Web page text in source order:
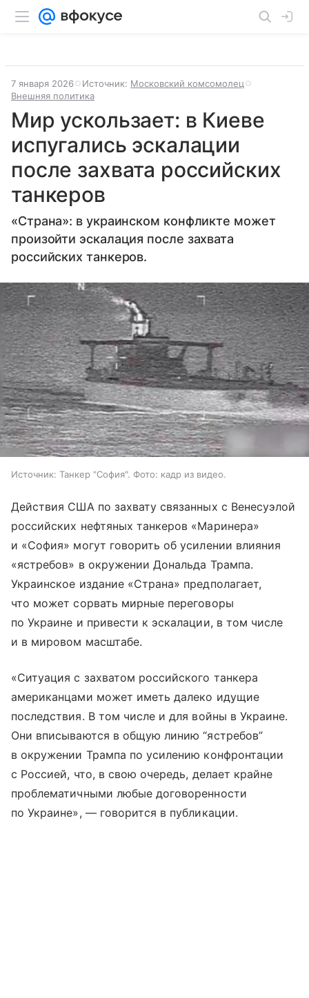
7 января 2026 Источник: Московский комсомолец
Внешняя политика
Мир ускользает: в Киеве
испугались эскалации
после захвата российских
танкеров
«Страна»: в украинском конфликте может
произойти эскалация после захвата
российских танкеров.
Источник: Танкер "София". Фото: кадр из видео.
Действия США по захвату связанных с Венесуэлой
российских нефтяных танкеров «Маринера»
и «София» могут говорить об усилении влияния
«ястребов» в окружении Дональда Трампа.
Украинское издание «Страна» предполагает,
что может сорвать мирные переговоры
по Украине и привести к эскалации, в том числе
и в мировом масштабе.
«Ситуация с захватом российского танкера
американцами может иметь далеко идущие
последствия. В том числе и для войны в Украине.
Они вписываются в общую линию “ястребов”
в окружении Трампа по усилению конфронтации
с Россией, что, в свою очередь, делает крайне
проблематичными любые договоренности
по Украине», — говорится в публикации.